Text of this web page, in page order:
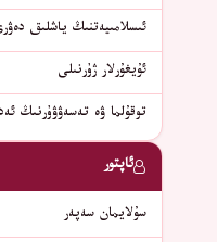
ئىسلامىيەتنىڭ ياشلىق
ئۇيغۇرلار ژۇرنىلى
توقۇلما ۋە تەسەۋۋۇرنىڭ
ئاپتور
سۇلايمان سەپەر